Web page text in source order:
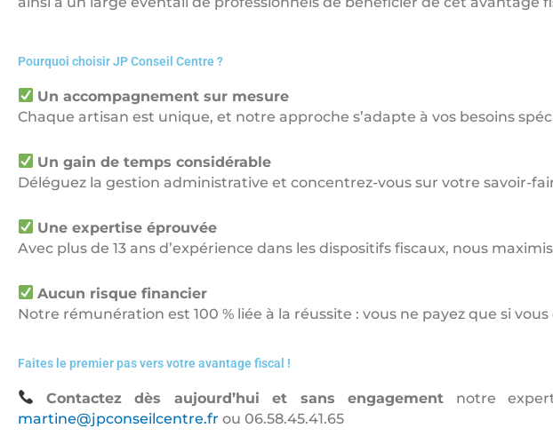
Pourquoi choisir JP Conseil Centre ?
Un accompagnement sur mesure
Chaque artisan est unique, et notre approche s’adapte à vos besoins
Un gain de temps considérable
Déléguez la gestion administrative et concentrez-vous sur votre savoir-
Une expertise éprouvée
Avec plus de 13 ans d’expérience dans les dispositifs fiscaux, nous
Aucun risque financier
Notre rémunération est 100 % liée à la réussite : vous ne payez que si
Faites le premier pas vers votre avantage fiscal !
Contactez dès aujourd’hui et sans engagement notre
martine@jpconseilcentre.fr ou 06.58.45.41.65